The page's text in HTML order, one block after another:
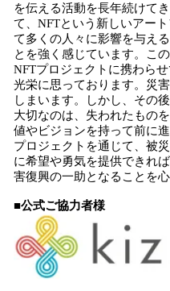
を伝える活動を長年続けて
て、NFTという新しいアー
て多くの人々に影響を与え
とを強く感じています。こ
NFTプロジェクトに携わら
光栄に思っております。災
しまいます。しかし、その
大切なのは、失われたもの
値やビジョンを持って前に
プロジェクトを通じて、被
に希望や勇気を提供できれ
害復興の一助となることを
■公式ご協力者様